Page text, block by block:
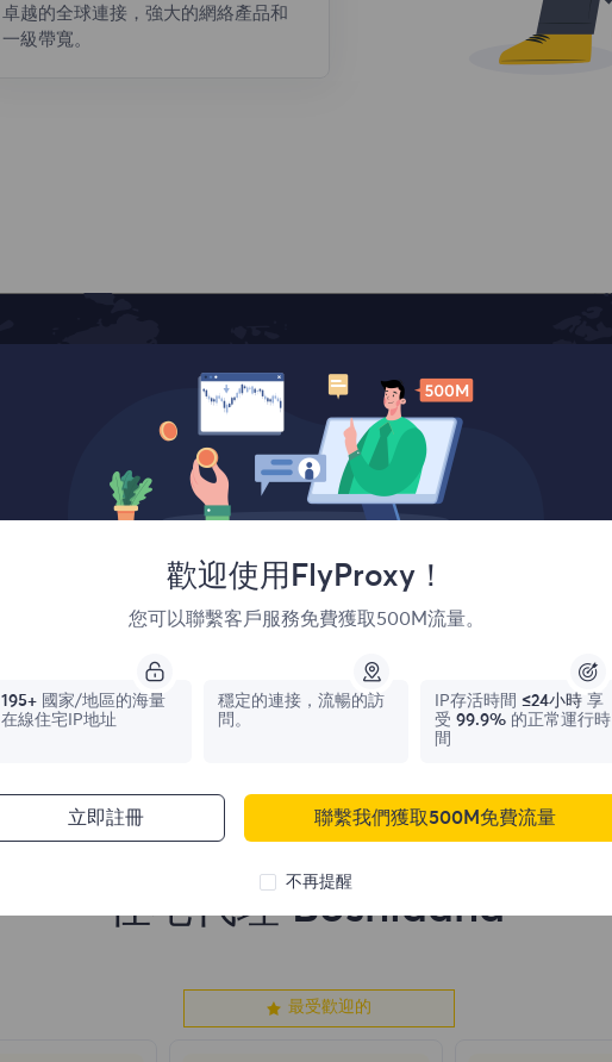
卓越的全球連接，強大的網絡產品和
一級帶寬。
覆蓋全球
France
1,042,773
Canada
住宅代理 Bosniaand
最受歡迎的
歡迎使用FlyProxy！
您可以聯繫客戶服務免費獲取500M流量。
195+ 國家/地區的海量
在線住宅IP地址
穩定的連接，流暢的訪
問。
IP存活時間 ≤24小時 享
受 99.9% 的正常運行時
間
立即註冊 聯繫我們獲取500M免費流量
不再提醒